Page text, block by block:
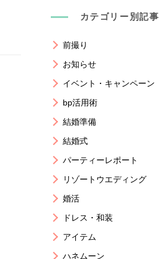
カテゴリー別記事
前撮り
お知らせ
イベント・キャンペーン
bp活用術
結婚準備
結婚式
パーティーレポート
リゾートウエディング
婚活
ドレス・和装
アイテム
ハネムーン